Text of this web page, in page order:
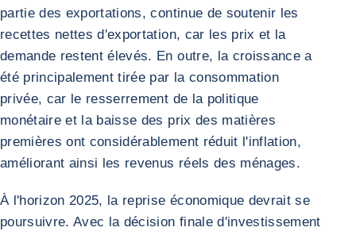
partie des exportations, continue de soutenir les
recettes nettes d'exportation, car les prix et la
demande restent élevés. En outre, la croissance a
été principalement tirée par la consommation
privée, car le resserrement de la politique
monétaire et la baisse des prix des matières
premières ont considérablement réduit l'inflation,
améliorant ainsi les revenus réels des ménages.
À l'horizon 2025, la reprise économique devrait se
poursuivre. Avec la décision finale d'investissement